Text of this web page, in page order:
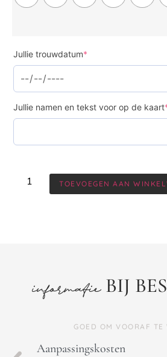
Jullie trouwdatum*
Jullie namen en tekst voor op de kaart
TOEVOEGEN AAN
informatieBIJ
GOED OM VOORAF TE
Aanpassingskosten